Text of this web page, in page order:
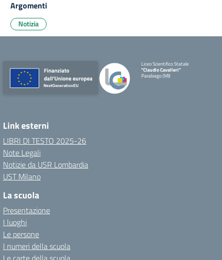
Argomenti
Notizia
Liceo Scientifico Statale
"Claudio Cavalleri"
Parabiago (MI)
Link esterni
LIBRI DI TESTO 2025-26
Note Legali
Notizie da USR Lombardia
UST Milano
La scuola
Presentazione
I luoghi
Le persone
I numeri della scuola